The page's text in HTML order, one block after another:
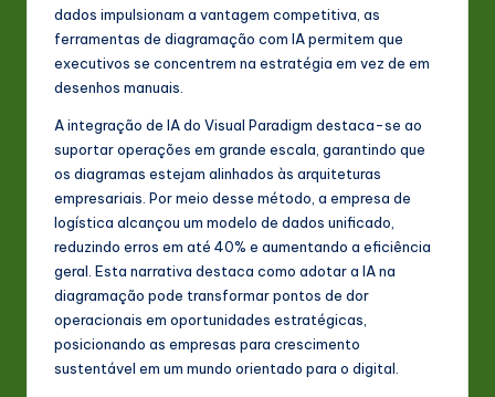
In
o
ti
o
dados impulsionam a vantagem competitiva, as
ferramentas de diagramação com IA permitem que
executivos se concentrem na estratégia em vez de em
desenhos manuais.
A integração de IA do Visual Paradigm destaca-se ao
suportar operações em grande escala, garantindo que
os diagramas estejam alinhados às arquiteturas
empresariais. Por meio desse método, a empresa de
logística alcançou um modelo de dados unificado,
reduzindo erros em até 40% e aumentando a eficiência
geral. Esta narrativa destaca como adotar a IA na
diagramação pode transformar pontos de dor
operacionais em oportunidades estratégicas,
posicionando as empresas para crescimento
sustentável em um mundo orientado para o digital.